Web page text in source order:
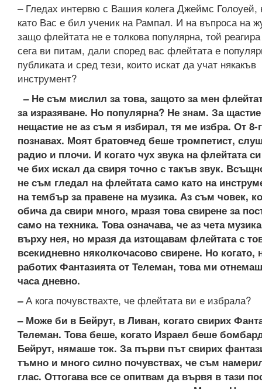
– Гледах интервю с Вашия колега Джеймс Голоуей,
като Вас е бил ученик на Рампал. И на въпроса на
защо флейтата не е толкова популярна, той
сега ви питам, дали според вас флейтата е
публиката и сред тези, които искат да учат някакъв
инструмент?
– Не съм мислил за това, защото за мен
за изразяване. Но популярна? Не знам. За
нещастие не аз съм я избирал, тя ме избра. От
познавах. Моят братовчед беше тромпетист,
радио и плочи. И когато чух звука на флейтата
че бих искал да свиря точно с такъв звук.
не съм гледал на флейтата само като на
на тембър за правене на музика. Аз съм човек,
обича да свири много, мразя това свирене за
само на техника. Това означава, че аз чета
върху нея, но мразя да изтощавам флейтата с
всекидневно няколкочасово свирене. Но когато,
работих Фантазията от Телеман, това ми
часа дневно.
–А кога почувствахте, че флейтата ви е избрала?
– Може би в Бейрут, в Ливан, когато свирих
Телеман. Това беше, когато Израел беше
Бейрут, нямаше ток. За първи път свирих
тъмно и много силно почувствах, че съм
глас. Оттогава все се опитвам да вървя в тази